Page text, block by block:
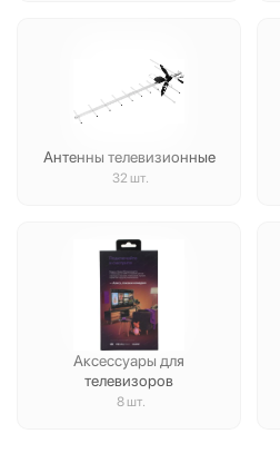
Антенны телевизионные
32 шт.
Аксессуары для
телевизоров
8 шт.